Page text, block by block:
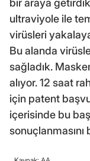
bir araya
ultraviyole ile
virüsleri
Bu alanda
sağladık.
alıyor. 12 saat
için patent
içerisinde bu